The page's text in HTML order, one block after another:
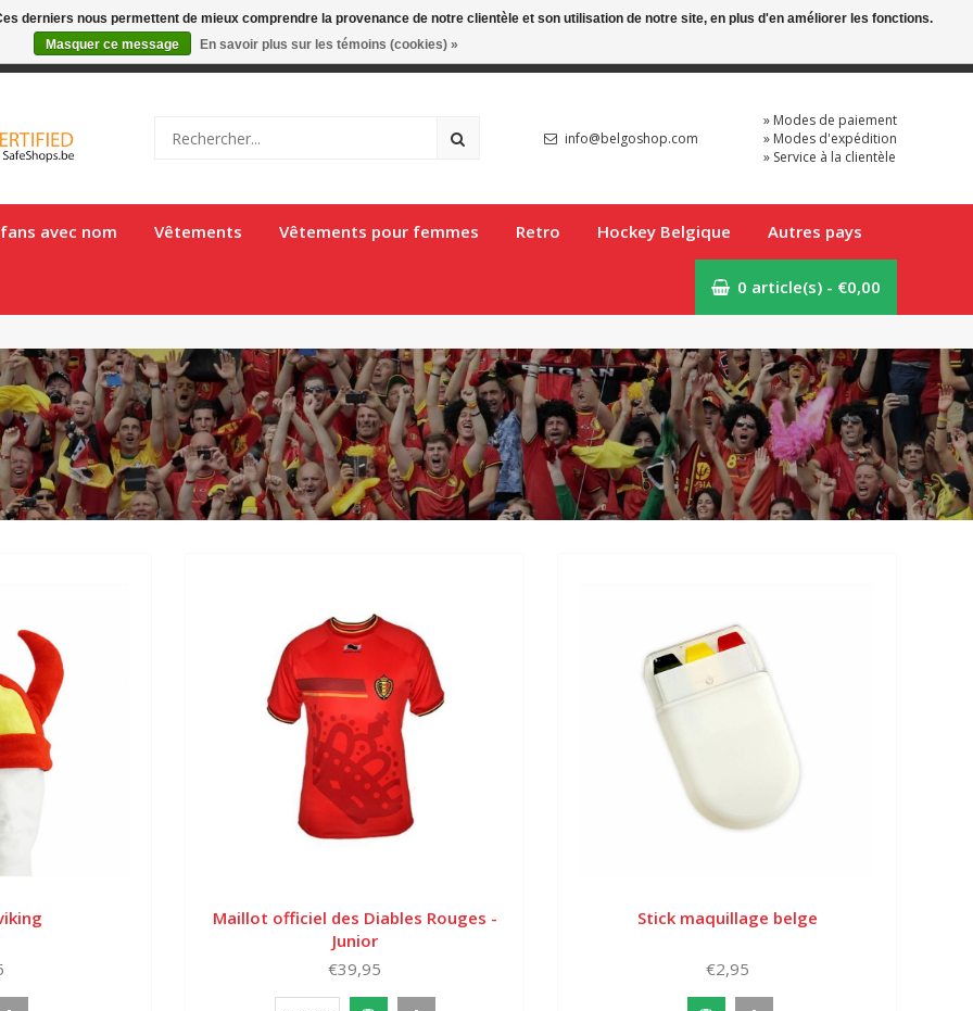
en 1 à 2 jours ouvrés
info@belgoshop.com
» Modes de paiement
» Modes d'expédition
» Service à la clientèle
avec nom Vêtements Vêtements pour femmes Retro Hockey Belgique Autres pays
0 article(s) - €0,00
Maillot officiel des Diables Rouges -
Junior
€39,95
Stick maquillage belge
€2,95
derniers nous permettent de mieux comprendre la provenance de notre clientèle et son utilisation de notre site, en plus d'en améliorer les fonctions.
Masquer ce message
En savoir plus sur les témoins (cookies) »